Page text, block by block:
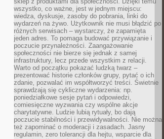
wszystko, co ważne, jest w jednym miejscu:
wiedza, dyskusje, zasoby do pobrania, linki do
wydarzeń na żywo. Użytkownik nie musi błądzić po
różnych serwisach – wystarczy, że zapamięta
jeden adres. To pomaga budować przywiązanie i
poczucie przynależności. Zaangażowanie
społeczności nie bierze się jednak z samej
infrastruktury, lecz przede wszystkim z relacji.
Warto od początku pokazać ludzką twarz –
prezentować historie członków grupy, pytać o ich
zdanie, pozwalać im współtworzyć treści. Świetnie
sprawdzają się cykliczne wydarzenia: np.
poniedziałkowe sesje pytań i odpowiedzi,
comiesięczne wyzwania czy wspólne akcje
charytatywne. Ludzie lubią rytuały, bo dają
poczucie stabilności i przewidywalności. Nie można
też zapominać o moderacji i zasadach. Jasny
regulamin, zero tolerancji dla hejtu, wsparcie dla